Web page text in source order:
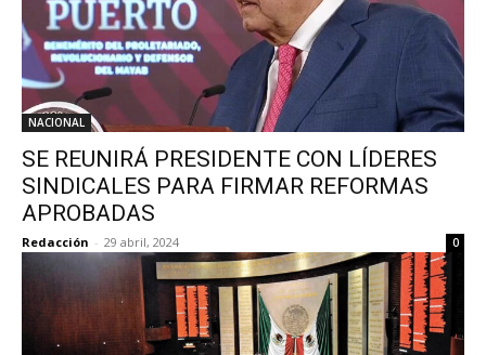
NACIONAL
SE REUNIRÁ PRESIDENTE CON LÍDERES
SINDICALES PARA FIRMAR REFORMAS
APROBADAS
Redacción - 29 abril, 2024 0